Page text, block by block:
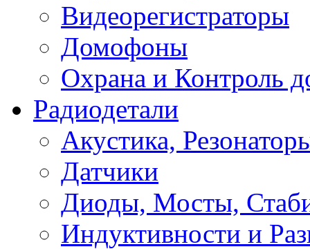
Видеорегистраторы
Домофоны
Охрана и Контроль
Радиодетали
Акустика,
Датчики
Диоды, Мосты,
Индуктивности и